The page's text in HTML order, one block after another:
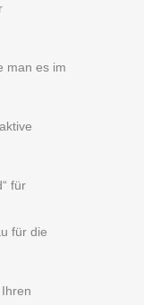
man es im
für
für die